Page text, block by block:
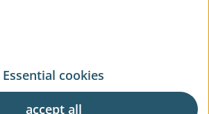
Terms Of Use
Essential cookies
accept all